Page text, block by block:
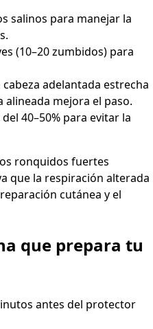
salinos para manejar la
(10–20 zumbidos) para
adelantada estrecha
alineada mejora el paso.
40–50% para evitar la
ronquidos fuertes
que la respiración alterada
cutánea y el
que prepara tu
antes del protector